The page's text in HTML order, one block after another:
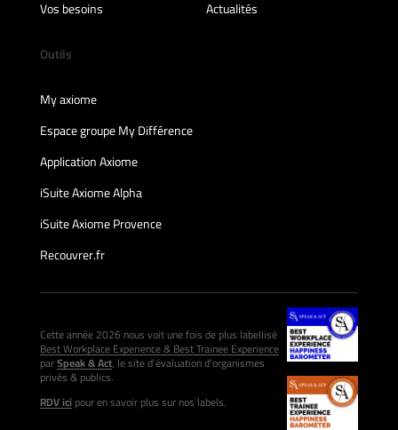
Vos besoins
Actualités
Outils
My axiome
Espace groupe My Différence
Application Axiome
iSuite Axiome Alpha
iSuite Axiome Provence
Recouvrer.fr
Cette année 2026 nous voit une fois de plus labellisé
Best Workplace Experience & Best Trainee Experience
parSpeak & Act, le site d’évaluation d’organismes
privés & publics.
RDV icipour en savoir plus sur nos labels.